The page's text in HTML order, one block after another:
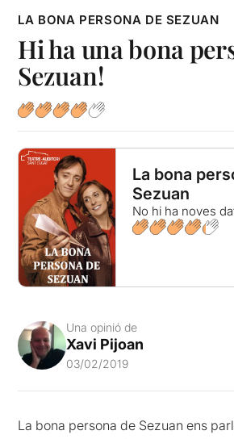
LA BONA PERSONA DE SEZUAN
Hi ha una bona
Sezuan!
La bona
Sezuan
No hi ha noves
Una opinió de
Xavi Pijoan
03/02/2019
La bona persona de Sezuan ens